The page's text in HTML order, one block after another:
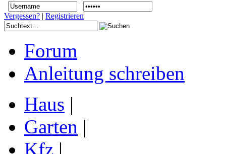
Vergessen? | Registrieren
Forum
Anleitung schreiben
Haus |
Garten |
Kfz |